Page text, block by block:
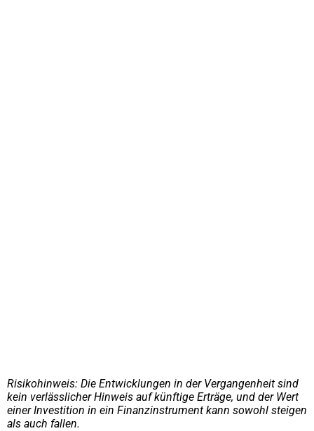
Risikohinweis: Die Entwicklungen in der Vergangenheit sind
kein verlässlicher Hinweis auf künftige Erträge, und der Wert
einer Investition in ein Finanzinstrument kann sowohl steigen
als auch fallen.